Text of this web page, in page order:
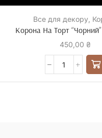
Все для декору
Корона На Торт
450,00 ₴